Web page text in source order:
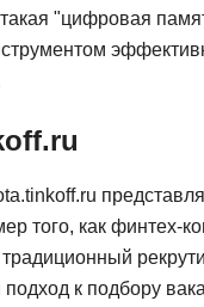
"цифровая
того, как финтех-
подход к подбору